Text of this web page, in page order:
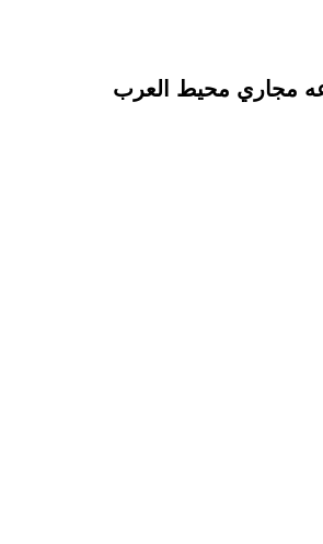
مجاري محيط العرب